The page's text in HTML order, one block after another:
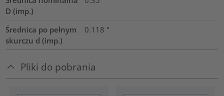
D (imp.)
Średnica po pełnym
skurczu d (imp.)
0.118 "
Pliki do pobrania